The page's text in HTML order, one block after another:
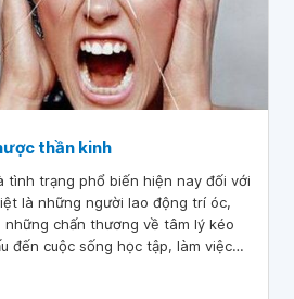
thần kinh
tình trạng phổ biến hiện nay đối với
là những người lao động trí óc,
chấn thương về tâm lý kéo
đến cuộc sống học tập, làm việc
kinh để lại cũng rất phức tạp